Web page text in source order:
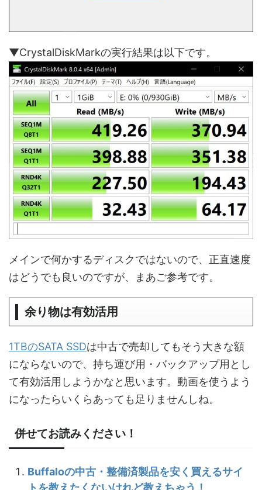
▼CrystalDiskMarkの実行結果は以下です。
メインで何かするディスクではないので、正直速度
はどうでも良いのですが、まあご参考です。
余り物は有効活用
1TBのSATA SSDは中古で売却してもそう大きな額
にならないので、持ち運び用・バックアップ用とし
て有効活用しようかなと思います。動画を使うよう
になったらいくらあっても足りませんしね。
併せてお読みください！
Buffaloの中古・整備済製品を安く買えるサイ
トを教えたくないけれど教えちゃう！